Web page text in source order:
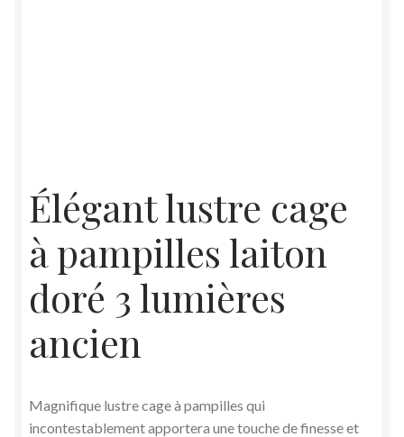
Élégant lustre cage
à pampilles laiton
doré 3 lumières
ancien
Magnifique lustre cage à pampilles qui
incontestablement apportera une touche de finesse et